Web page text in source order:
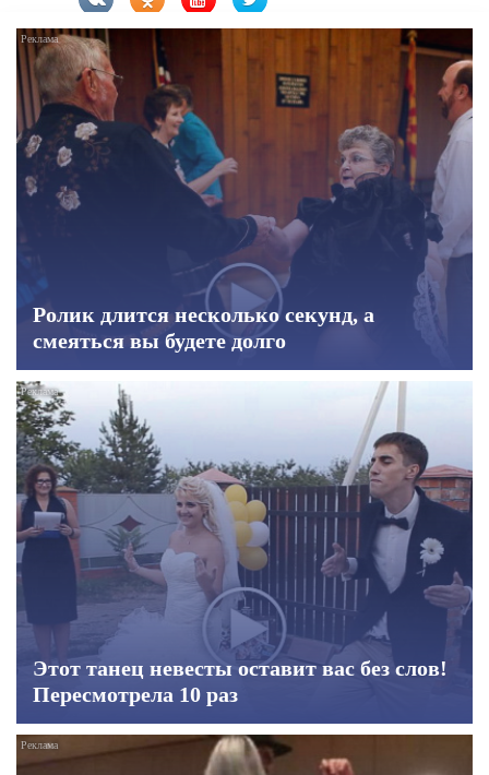
Ролик длится несколько секунд, а
смеяться вы будете долго
Этот танец невесты оставит вас без слов!
Пересмотрела 10 раз